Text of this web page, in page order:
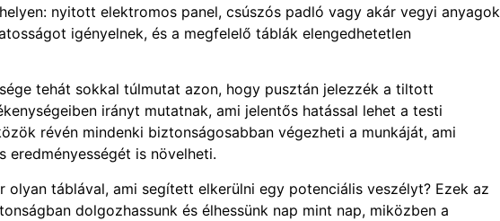
nyitott elektromos panel, csúszós padló vagy akár vegyi anyagok
igényelnek, és a megfelelő táblák elengedhetetlen
tehát sokkal túlmutat azon, hogy pusztán jelezzék a tiltott
irányt mutatnak, ami jelentős hatással lehet a testi
révén mindenki biztonságosabban végezheti a munkáját, ami
eredményességét is növelheti.
táblával, ami segített elkerülni egy potenciális veszélyt? Ezek az
dolgozhassunk és élhessünk nap mint nap, miközben a